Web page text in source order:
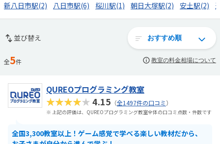
新八日市駅(2) 八日市駅(6) 桜川駅(1) 朝日大塚駅(2) 安土駅(2)
並び替え
全5件 教室の料金相場について
QUREOプログラミング教室
★★★★★4.15 （全1497件の口コミ）
※ 上記の評価は、QUREOプログラミング教室全体の口コミ点数・件数です
全国3,300教室以上！ゲーム感覚で学べる楽しい教材だから、